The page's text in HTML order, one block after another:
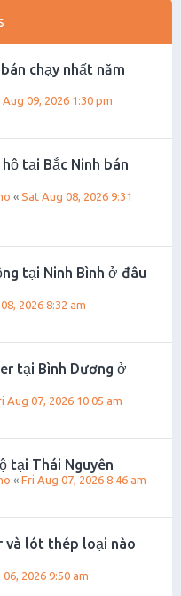
chạy nhất năm
Aug 09, 2026 1:30 pm
tại Bắc Ninh bán
« Sat Aug 08, 2026 9:31
tại Ninh Bình ở đâu
2026 8:32 am
tại Bình Dương ở
Aug 07, 2026 10:05 am
tại Thái Nguyên
« Fri Aug 07, 2026 8:46 am
và lót thép loại nào
2026 9:50 am